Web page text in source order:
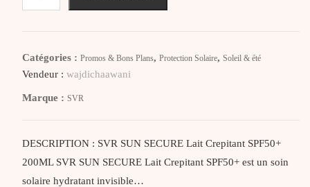
SPF50+
Catégories : Promos & Bons Plans, Protection Solaire, Soleil & été
Vendeur : wajdichaawani
Marque : SVR
DESCRIPTION : SVR SUN SECURE Lait Crepitant SPF50+
200ML SVR SUN SECURE Lait Crepitant SPF50+ est un soin
solaire hydratant invisible…